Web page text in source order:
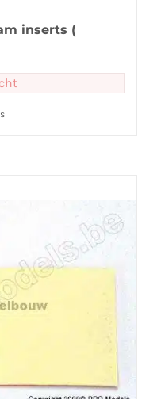
inserts (